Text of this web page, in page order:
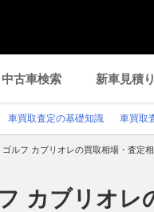
中古車検索 新車見積り
車買取査定の基礎知識 車買取
ゴルフ カブリオレの買取相場・査定
カブリオレ